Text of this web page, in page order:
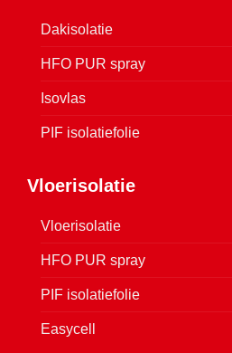
Dakisolatie
HFO PUR spray
Isovlas
PIF isolatiefolie
Vloerisolatie
Vloerisolatie
HFO PUR spray
PIF isolatiefolie
Easycell